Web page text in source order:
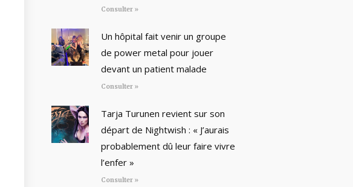
Consulter »
Un hôpital fait venir un groupe
de power metal pour jouer
devant un patient malade
Consulter »
Tarja Turunen revient sur son
départ de Nightwish : « J’aurais
probablement dû leur faire vivre
l’enfer »
Consulter »